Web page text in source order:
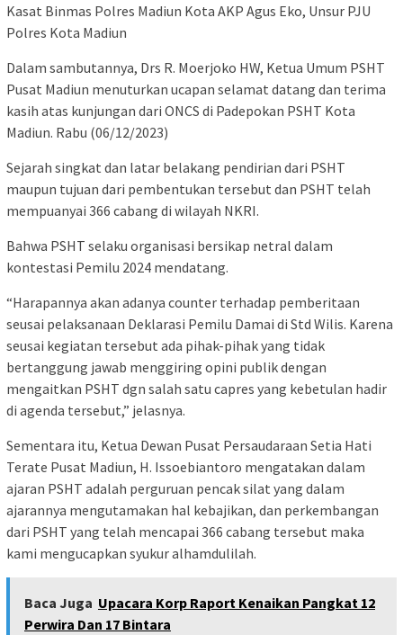
Kasat Binmas Polres Madiun Kota AKP Agus Eko, Unsur PJU
Polres Kota Madiun
Dalam sambutannya, Drs R. Moerjoko HW, Ketua Umum PSHT
Pusat Madiun menuturkan ucapan selamat datang dan terima
kasih atas kunjungan dari ONCS di Padepokan PSHT Kota
Madiun. Rabu (06/12/2023)
Sejarah singkat dan latar belakang pendirian dari PSHT
maupun tujuan dari pembentukan tersebut dan PSHT telah
mempuanyai 366 cabang di wilayah NKRI.
Bahwa PSHT selaku organisasi bersikap netral dalam
kontestasi Pemilu 2024 mendatang.
“Harapannya akan adanya counter terhadap pemberitaan
seusai pelaksanaan Deklarasi Pemilu Damai di Std Wilis. Karena
seusai kegiatan tersebut ada pihak-pihak yang tidak
bertanggung jawab menggiring opini publik dengan
mengaitkan PSHT dgn salah satu capres yang kebetulan hadir
di agenda tersebut,” jelasnya.
Sementara itu, Ketua Dewan Pusat Persaudaraan Setia Hati
Terate Pusat Madiun, H. Issoebiantoro mengatakan dalam
ajaran PSHT adalah perguruan pencak silat yang dalam
ajarannya mengutamakan hal kebajikan, dan perkembangan
dari PSHT yang telah mencapai 366 cabang tersebut maka
kami mengucapkan syukur alhamdulilah.
Baca Juga Upacara Korp Raport Kenaikan Pangkat 12
Perwira Dan 17 Bintara